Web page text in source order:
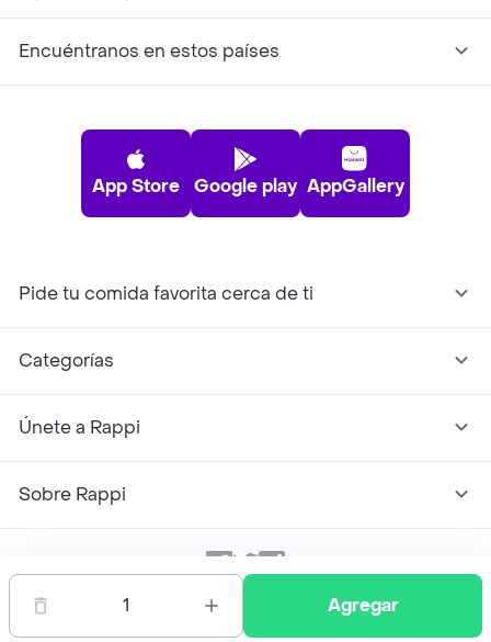
1 Agregar
Encuéntranos en estos países
App Store Google play AppGallery
Pide tu comida favorita cerca de ti
Categorías
Únete a Rappi
Sobre Rappi
Facebook
TwitterInstagram
2026 Rappi Inc. All rights reserved.